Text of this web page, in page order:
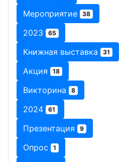
Мероприятие 38
2023 65
Книжная выставка 31
Акция 18
Викторина 8
2024 61
Презентация 9
Опрос 1